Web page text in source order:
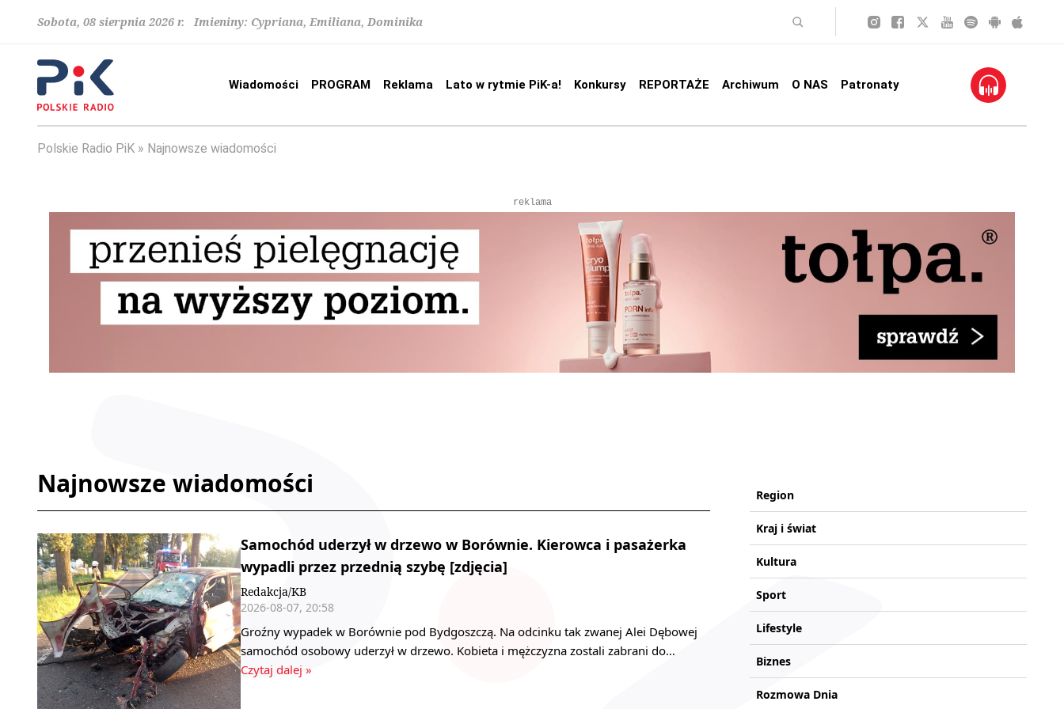
Sobota, 08 sierpnia 2026 r. Imieniny: Cypriana, Emiliana, Dominika
Wiadomości PROGRAM Reklama Lato w rytmie PiK-a! Konkursy REPORTAŻE Archiwum O NAS Patronaty
Polskie Radio PiK Najnowsze wiadomości
reklama
Najnowsze wiadomości
Samochód uderzył w drzewo w Borównie. Kierowca i pasażerka
wypadli przez przednią szybę [zdjęcia]
Redakcja/KB
2026-08-07, 20:58
Groźny wypadek w Borównie pod Bydgoszczą. Na odcinku tak zwanej Alei Dębowej
samochód osobowy uderzył w drzewo. Kobieta i mężczyzna zostali zabrani do…
Czytaj dalej »
Region
Kraj i świat
Kultura
Sport
Lifestyle
Biznes
Rozmowa Dnia